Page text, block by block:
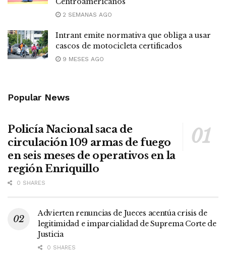
2 SEMANAS AGO
Intrant emite normativa que obliga a usar
cascos de motocicleta certificados
9 MESES AGO
Popular News
Policía Nacional saca de
circulación 109 armas de fuego
en seis meses de operativos en la
región Enriquillo
0 SHARES
Advierten renuncias de Jueces acentúa crisis de
legitimidad e imparcialidad de Suprema Corte de
Justicia
0 SHARES